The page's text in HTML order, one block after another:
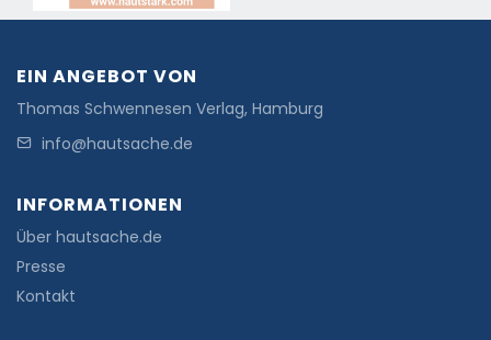
EIN ANGEBOT VON
Thomas Schwennesen Verlag, Hamburg
info@hautsache.de
INFORMATIONEN
Über hautsache.de
Presse
Kontakt